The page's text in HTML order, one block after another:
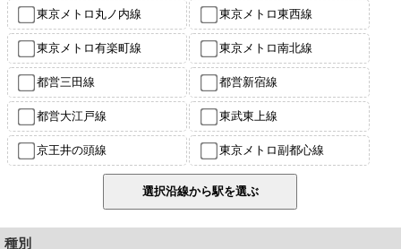
東京メトロ丸ノ内線 東京メトロ東西線
東京メトロ有楽町線 東京メトロ南北線
都営三田線 都営新宿線
都営大江戸線 東武東上線
京王井の頭線 東京メトロ副都心線
種別